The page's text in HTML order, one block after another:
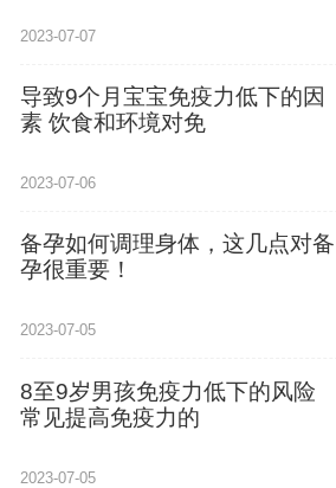
2023-07-07
导致9个月宝宝免疫力低下的因
素 饮食和环境对免
2023-07-06
备孕如何调理身体，这几点对备
孕很重要！
2023-07-05
8至9岁男孩免疫力低下的风险
常见提高免疫力的
2023-07-05